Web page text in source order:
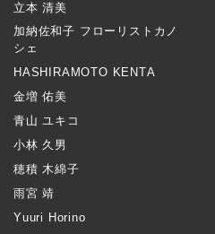
立本 清美
加納佐和子 フローリストカノ
シェ
HASHIRAMOTO KENTA
金増 佑美
青山 ユキコ
小林 久男
穂積 木綿子
雨宮 靖
Yuuri Horino